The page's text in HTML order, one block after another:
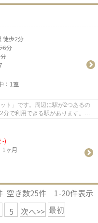
徒歩2分
6分
： 1室
ト」です。周辺に駅が2つあるの
分で利用できる駅があります。こ
-)
1ヶ月
空き数25件 1-20件表示
5 次へ>> 最初